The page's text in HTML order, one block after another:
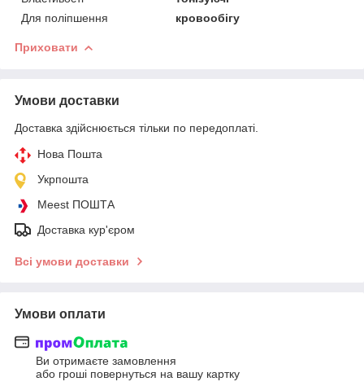
Для поліпшення
кровообігу
Приховати
Умови доставки
Доставка здійснюється тільки по передоплаті.
Нова Пошта
Укрпошта
Meest ПОШТА
Доставка кур'єром
Всі умови доставки
Умови оплати
Ви отримаєте замовлення
або гроші повернуться на вашу картку